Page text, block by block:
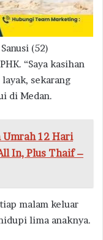
(52)
“Saya kasihan
sekarang
di Medan.
12 Hari
In, Plus Thaif –
malam keluar
lima anaknya.